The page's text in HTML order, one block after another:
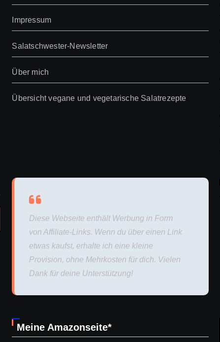
Impressum
Salatschwester-Newsletter
Über mich
Übersicht vegane und vegetarische Salatrezepte
Diese Webseite enthält Werbung in Form
von Affiliate-Links. Wenn du über einen Link
etwas kaufst, erhalte ich eine kleine
Provision, ohne Mehrkosten für dich. Vielen
Dank für deine Unterstützung!
Meine Amazonseite*